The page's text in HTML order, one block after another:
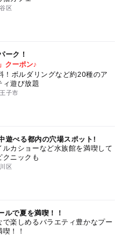
区
ーク！
クーポン♪
！ボルダリングなど約20種のア
ィ遊び放題
子市
遊べる都内の穴場スポット!
ルカショーなど水族館を満喫して
クニックも
区
ルで夏を満喫！！
で楽しめるバラエティ豊かなプー
！！